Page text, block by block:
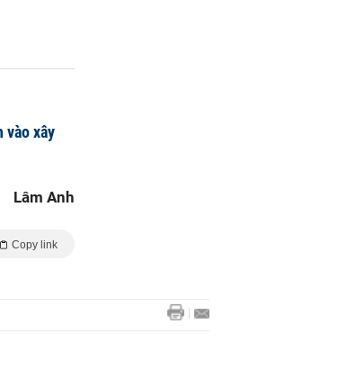
vào xây
Lâm Anh
Copy link